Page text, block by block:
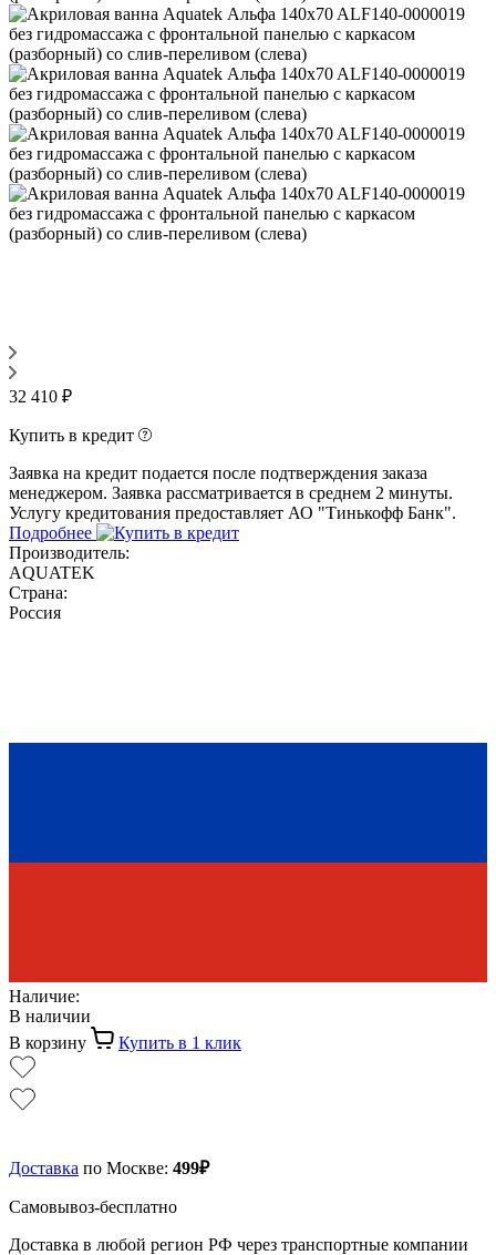
32 410 ₽
Купить в кредит
Заявка на кредит подается после подтверждения заказа
менеджером. Заявка рассматривается в среднем 2 минуты.
Услугу кредитования предоставляет АО "Тинькофф Банк".
Подробнее
Производитель:
AQUATEK
Страна:
Россия
Наличие:
В наличии
В корзину
Купить в 1 клик
Доставка по Москве: 499₽
Самовывоз-бесплатно
Доставка в любой регион РФ через транспортные компании